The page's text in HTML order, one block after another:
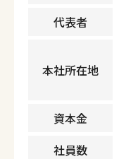
代表者
本社所在地
資本金
社員数